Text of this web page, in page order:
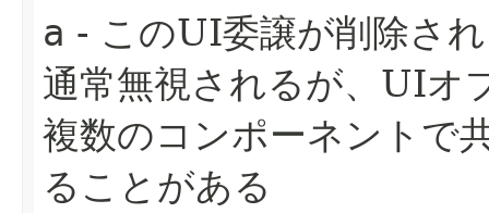
a - このUI委譲が削除さ
通常無視されるが、UIオ
複数のコンポーネントで
ることがある